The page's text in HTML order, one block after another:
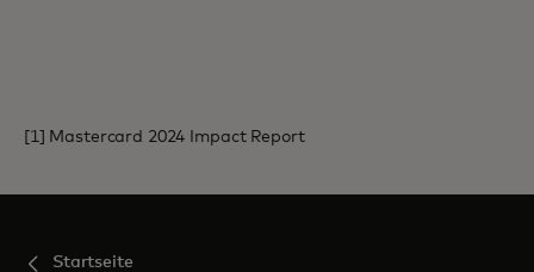
[1] Mastercard 2024 Impact Report
Startseite